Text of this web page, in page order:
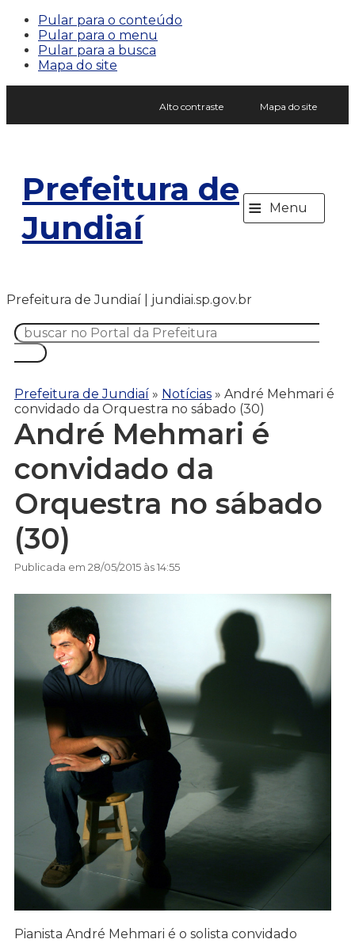
Pular para o conteúdo
Pular para o menu
Pular para a busca
Mapa do site
Alto contraste Mapa do site
Prefeitura de
Jundiaí
≡ Menu
Prefeitura de Jundiaí | jundiai.sp.gov.br
Prefeitura de Jundiaí » Notícias » André Mehmari é
convidado da Orquestra no sábado (30)
André Mehmari é
convidado da
Orquestra no sábado
(30)
Publicada em 28/05/2015 às 14:55
Pianista André Mehmari é o solista convidado